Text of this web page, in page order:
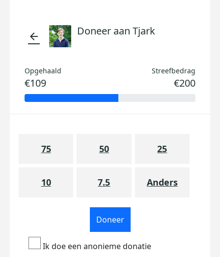
arrow_back Doneer aan Tjark
Opgehaald
€109
Streefbedrag
€200
75 50 25
10 7.5 Anders
Doneer
Ik doe een anonieme donatie